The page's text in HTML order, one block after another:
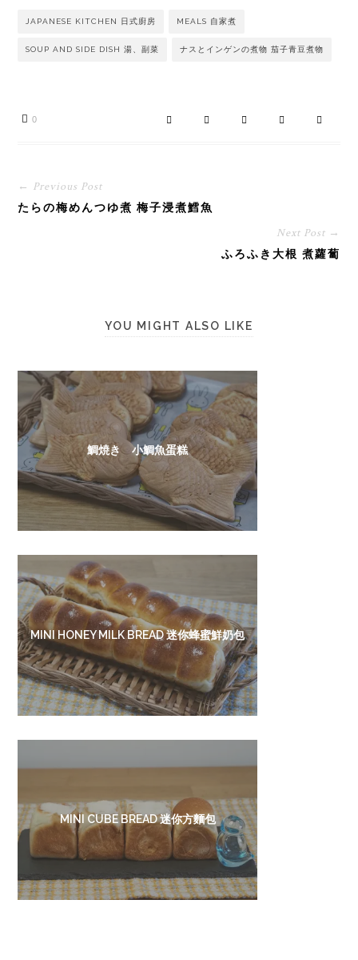
JAPANESE KITCHEN 日式廚房 MEALS 自家煮
SOUP AND SIDE DISH 湯、副菜 ナスとインゲンの煮物 茄子青豆煮物
0
← Previous Post
たらの梅めんつゆ煮 梅子浸煮鱈魚
Next Post →
ふろふき大根 煮蘿蔔
YOU MIGHT ALSO LIKE
鯛焼き 小鯛魚蛋糕
MINI HONEY MILK BREAD 迷你蜂蜜鮮奶包
MINI CUBE BREAD 迷你方麵包